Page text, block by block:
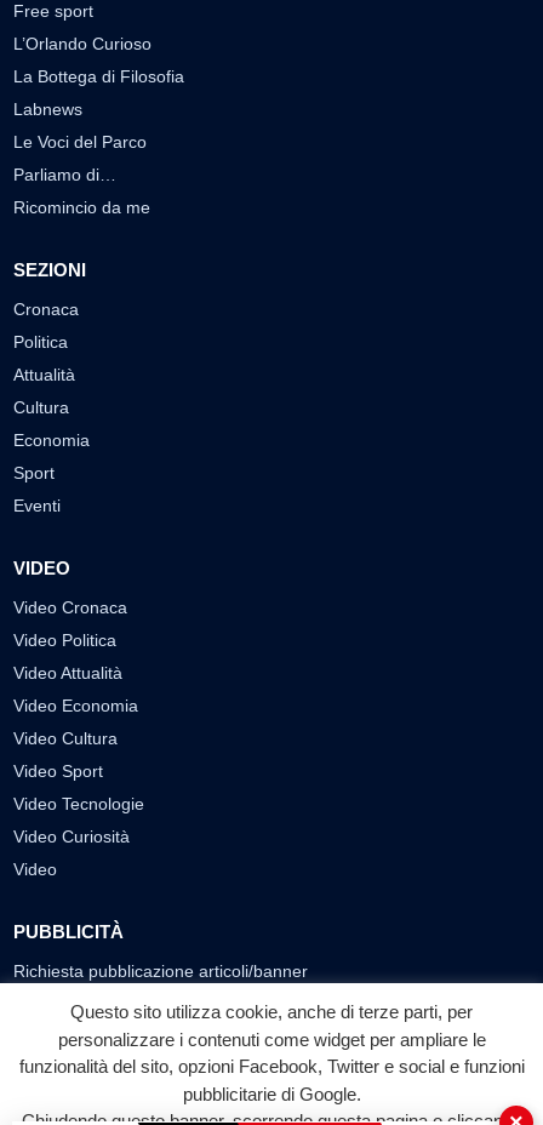
Free sport
L’Orlando Curioso
La Bottega di Filosofia
Labnews
Le Voci del Parco
Parliamo di…
Ricomincio da me
SEZIONI
Cronaca
Politica
Attualità
Cultura
Economia
Sport
Eventi
VIDEO
Video Cronaca
Video Politica
Video Attualità
Video Economia
Video Cultura
Video Sport
Video Tecnologie
Video Curiosità
Video
PUBBLICITÀ
Richiesta pubblicazione articoli/banner
SEGUICI SUI SOCIAL
f
Facebook
◎ ▶
YouTube
Questo sito utilizza cookie, anche di terze parti, per
personalizzare i contenuti come widget per ampliare le
funzionalità del sito, opzioni Facebook, Twitter e social e funzioni
pubblicitarie di Google.